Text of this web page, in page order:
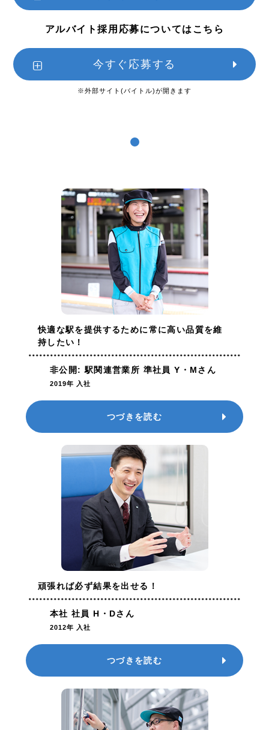
アルバイト採用応募についてはこちら
今すぐ応募する
※外部サイト(バイトル)が開きます
快適な駅を提供するために常に高い品質を維
持したい！
非公開: 駅関連営業所 準社員 Y・Mさん
2019年 入社
つづきを読む
頑張れば必ず結果を出せる！
本社 社員 H・Dさん
2012年 入社
つづきを読む